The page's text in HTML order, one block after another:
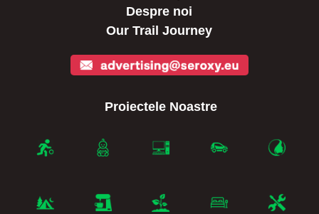
Despre noi
Our Trail Journey
Proiectele Noastre